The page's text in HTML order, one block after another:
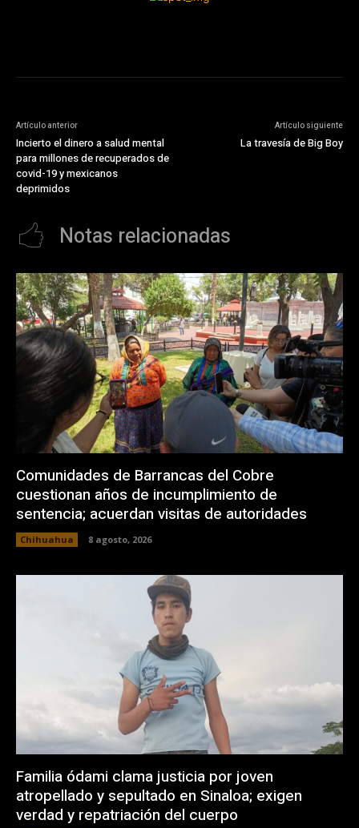
Artículo anterior
Incierto el dinero a salud mental
para millones de recuperados de
covid-19 y mexicanos
deprimidos
Artículo siguiente
La travesía de Big Boy
Notas relacionadas
Comunidades de Barrancas del Cobre
cuestionan años de incumplimiento de
sentencia; acuerdan visitas de autoridades
Chihuahua 8 agosto, 2026
Familia ódami clama justicia por joven
atropellado y sepultado en Sinaloa; exigen
verdad y repatriación del cuerpo